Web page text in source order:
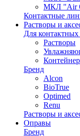
МКЛ "Air
Контактные
Растворы и
Для контактных
Растворы
Бренд
Alcon
BioTrue
Optimed
Renu
Растворы и
Оправы
Бренд